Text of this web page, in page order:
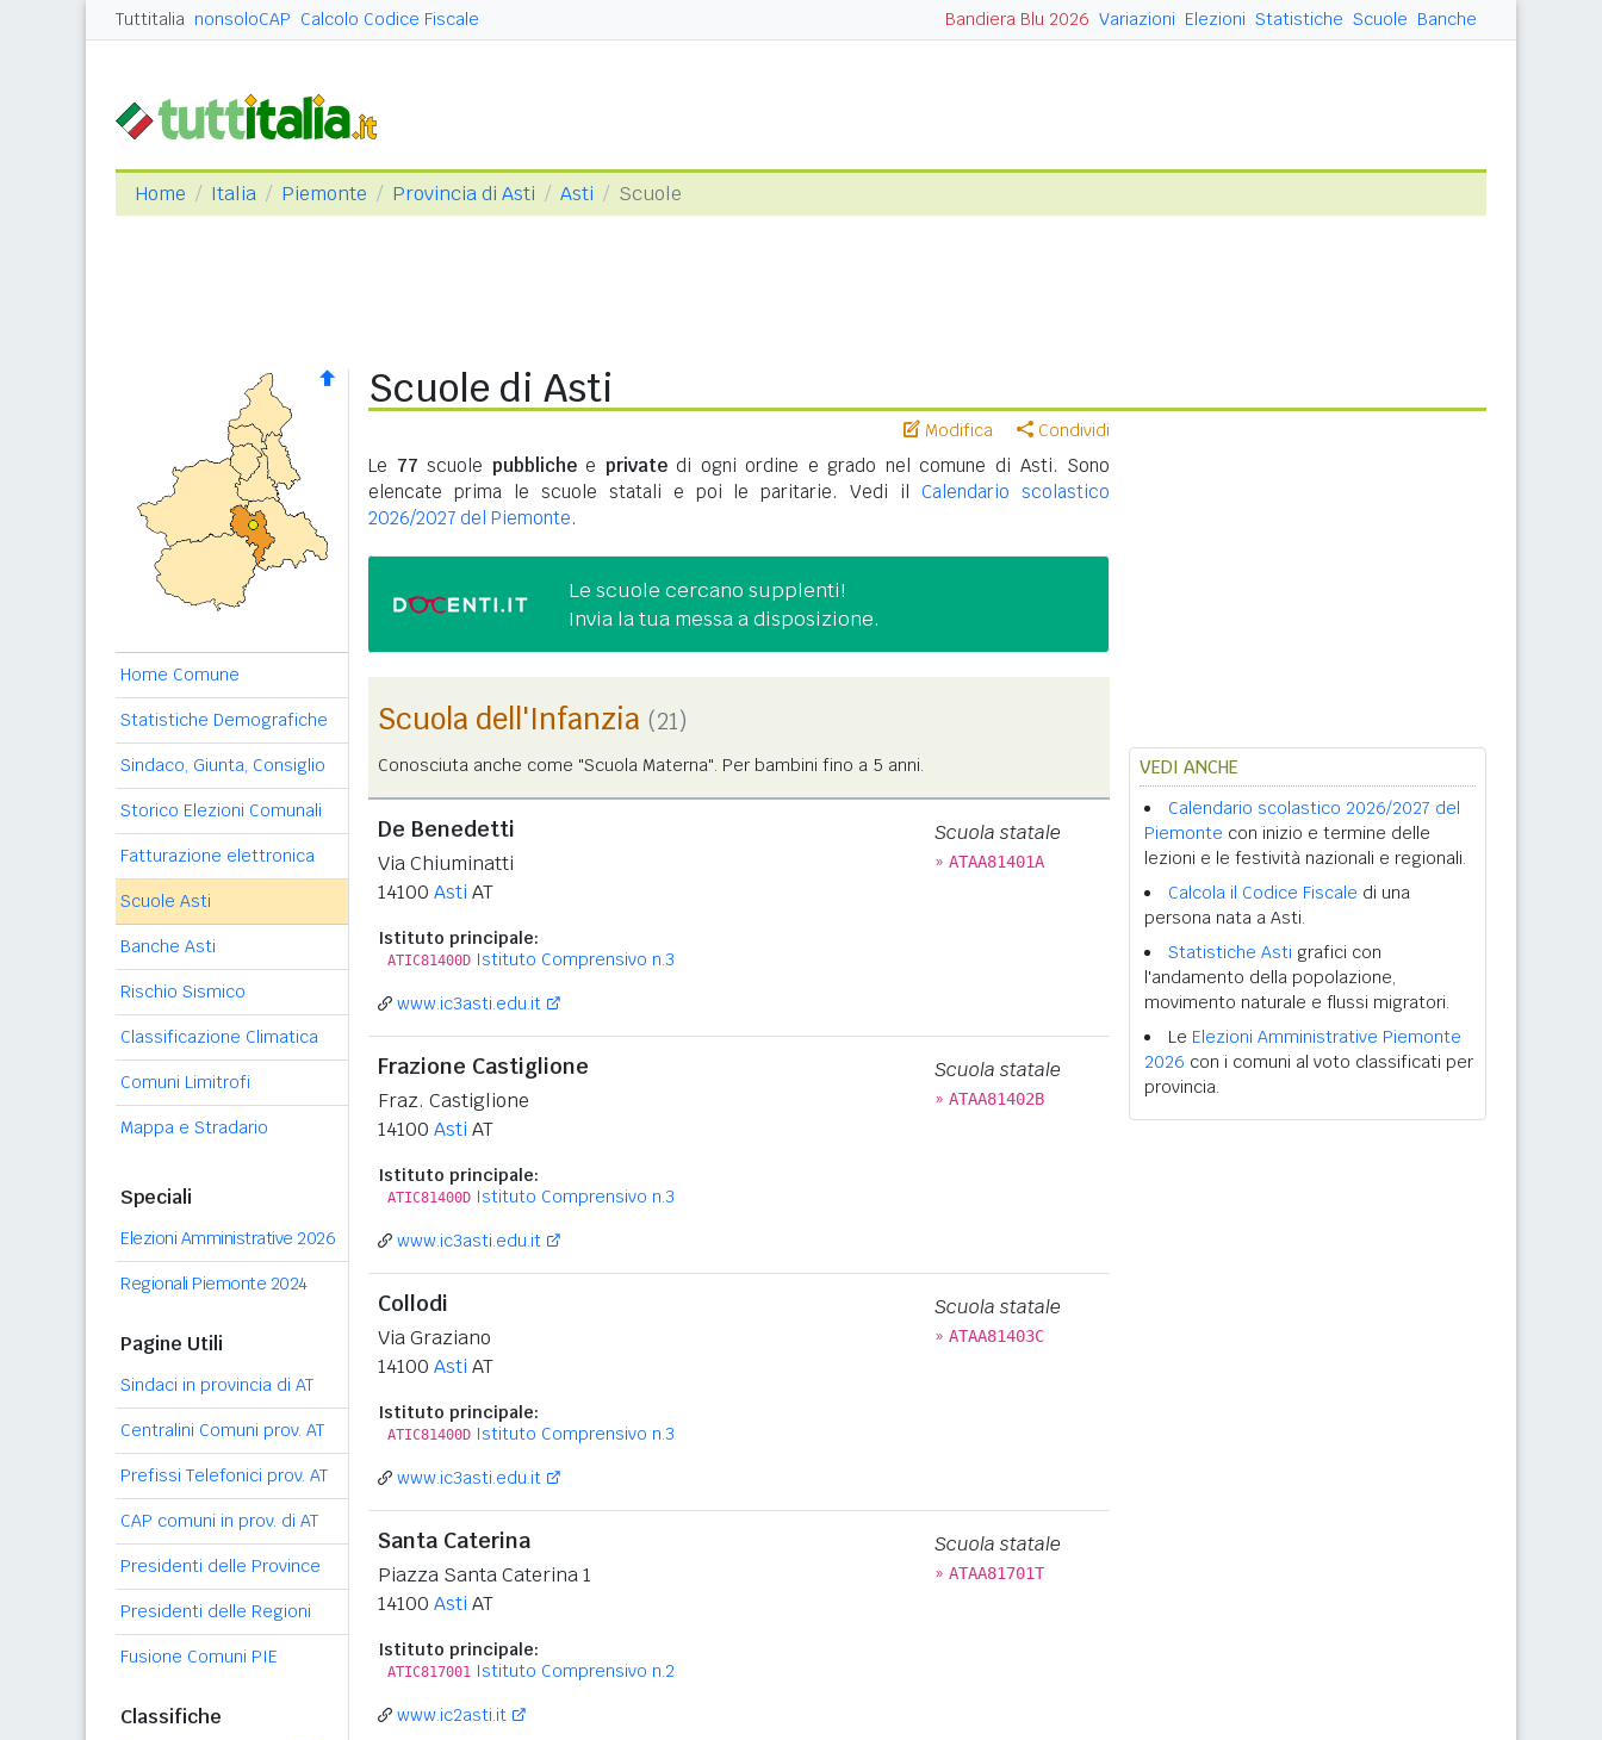
Tuttitalia nonsoloCAP Calcolo Codice Fiscale Bandiera Blu 2026 Variazioni Elezioni Statistiche Scuole Banche
Home Italia Piemonte Provincia di Asti Asti Scuole
Home Comune
Statistiche Demografiche
Sindaco, Giunta, Consiglio
Storico Elezioni Comunali
Fatturazione elettronica
Scuole Asti
Banche Asti
Rischio Sismico
Classificazione Climatica
Comuni Limitrofi
Mappa e Stradario
Speciali
Elezioni Amministrative 2026
Regionali Piemonte 2024
Pagine Utili
Sindaci in provincia di AT
Centralini Comuni prov. AT
Prefissi Telefonici prov. AT
CAP comuni in prov. di AT
Presidenti delle Province
Presidenti delle Regioni
Fusione Comuni PIE
Classifiche
Scuole di Asti
Modifica Condividi
Le 77 scuole pubblichee privatedi ogni ordine e grado nel comune di Asti. Sono
elencate prima le scuole statali e poi le paritarie. Vedi il Calendario scolastico
2026/2027 del Piemonte.
Le scuole cercano supplenti!
Invia la tua messa a disposizione.
Scuola dell'Infanzia (21)
Conosciuta anche come "Scuola Materna". Per bambini fino a 5 anni.
De Benedetti
Via Chiuminatti
14100 Asti AT
Istituto principale:
ATIC81400D Istituto Comprensivo n.3
Scuola statale
» ATAA81401A
www.ic3asti.edu.it
Frazione Castiglione
Fraz. Castiglione
14100 Asti AT
Istituto principale:
ATIC81400D Istituto Comprensivo n.3
Scuola statale
» ATAA81402B
www.ic3asti.edu.it
Collodi
Via Graziano
14100 Asti AT
Istituto principale:
ATIC81400D Istituto Comprensivo n.3
Scuola statale
» ATAA81403C
www.ic3asti.edu.it
Santa Caterina
Piazza Santa Caterina 1
14100 Asti AT
Istituto principale:
ATIC817001 Istituto Comprensivo n.2
Scuola statale
» ATAA81701T
www.ic2asti.it
VEDI ANCHE
Calendario scolastico 2026/2027 del
Piemonte con inizio e termine delle
lezioni e le festività nazionali e regionali.
Calcola il Codice Fiscale di una
persona nata a Asti.
Statistiche Asti grafici con
l'andamento della popolazione,
movimento naturale e flussi migratori.
Le Elezioni Amministrative Piemonte
2026 con i comuni al voto classificati per
provincia.